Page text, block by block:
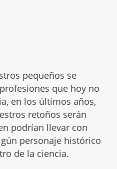
pequeños se
que hoy no
en los últimos años,
retoños serán
podrían llevar con
personaje histórico
de la ciencia.